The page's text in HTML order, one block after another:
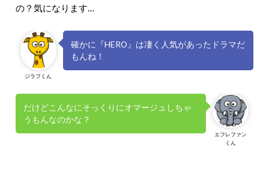
の？気になります…
ジラフくん
確かに『HERO』は凄く人気があったドラマだ
もんね！
エフレファン
くん
だけどこんなにそっくりにオマージュしちゃ
うもんなのかな？